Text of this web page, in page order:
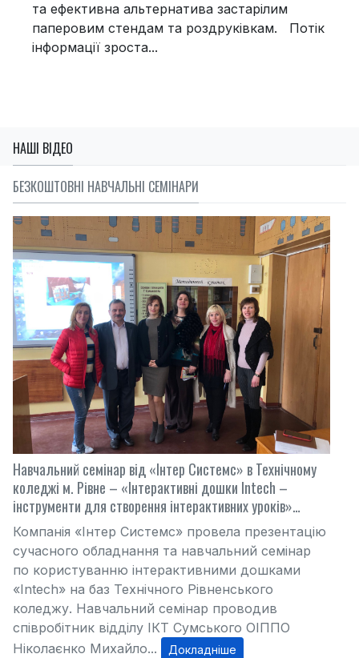
та ефективна альтернатива застарілим
паперовим стендам та роздруківкам. Потік
інформації зроста...
НАШІ ВІДЕО
БЕЗКОШТОВНІ НАВЧАЛЬНІ СЕМІНАРИ
Навчальний семінар від «Інтер Системс» в Технічному
коледжі м. Рівне – «Інтерактивні дошки Intech –
інструменти для створення інтерактивних уроків»…
Компанія «Інтер Системс» провела презентацію
сучасного обладнання та навчальний семінар
по користуванню інтерактивними дошками
«Intech» на баз Технічного Рівненського
коледжу. Навчальний семінар проводив
співробітник відділу ІКТ Сумського ОІППО
Ніколаєнко Михайло...
Докладніше